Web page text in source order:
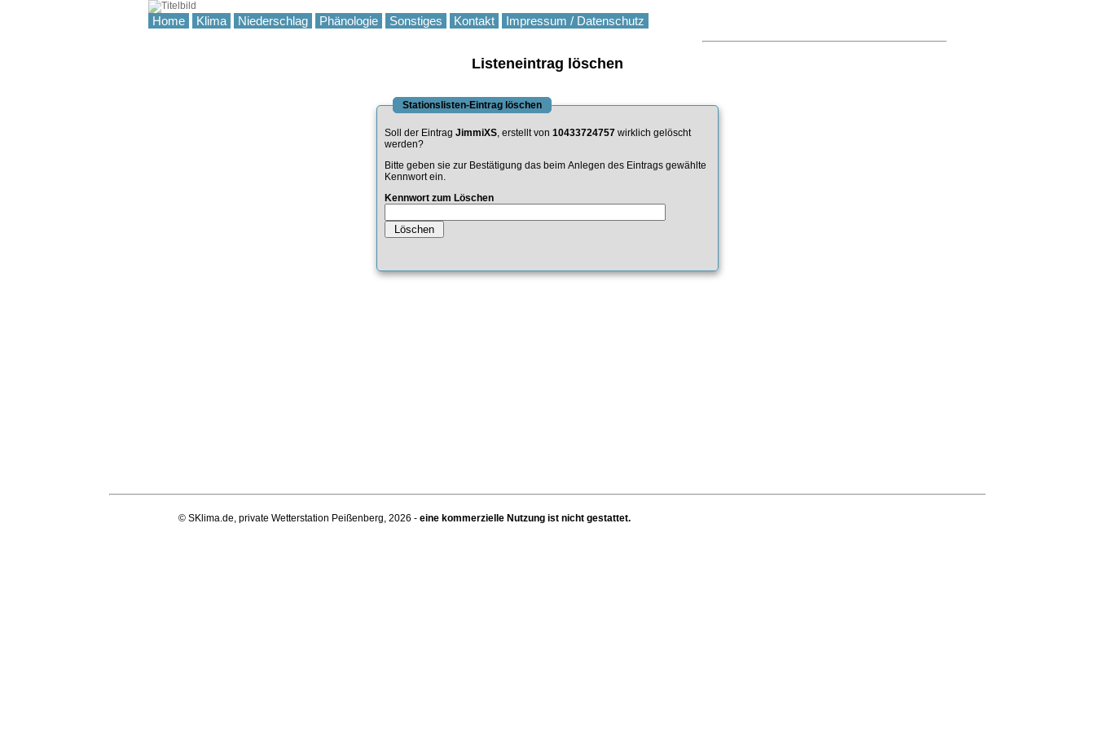
Home Klima Niederschlag Phänologie Sonstiges Kontakt Impressum / Datenschutz
Listeneintrag löschen
Stationslisten-Eintrag löschen
Soll der Eintrag JimmiXS, erstellt von 10433724757 wirklich gelöscht
werden?
Bitte geben sie zur Bestätigung das beim Anlegen des Eintrags gewählte
Kennwort ein.
Kennwort zum Löschen
© SKlima.de, private Wetterstation Peißenberg, 2026 - eine kommerzielle Nutzung ist nicht gestattet.